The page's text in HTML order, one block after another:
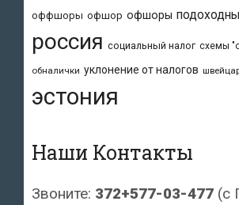
оффшоры офшор офшоры
россия социальный налог схемы
обналички уклонение от налогов
эстония
Наши Контакты
Звоните: 372+577-03-477 (с